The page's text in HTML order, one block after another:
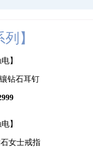
】
电】
钻石耳钉
电】
女士戒指